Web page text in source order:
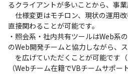
るクライアントが多いことから、事
仕様変更はモチロン、現状の運用
直接関わることが可能です。
・照会系・社内共有ツールはWeb系
のWeb開発チームと協力しながら、
を広げていただくことが可能です
（Webチーム在籍でVBチームサポー